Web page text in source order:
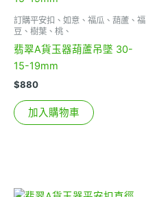
訂購平安扣、如意、福瓜、葫蘆、福
豆、樹葉、桃、
翡翠A貨玉器葫蘆吊墜 30-
15-19mm
$880
加入購物車